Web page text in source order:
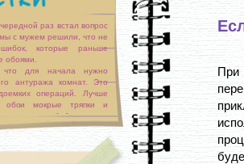
раз встал вопрос
с мужем решили, что не
которые раньше
обоями.
для начала нужно
антуража комнат. Это
операций. Лучше
обои мокрые тряпки и
утюгом. [...]
При